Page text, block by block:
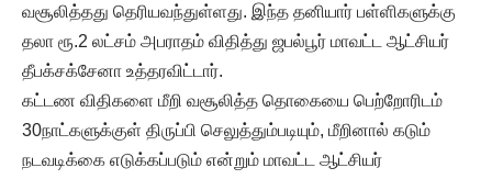
வசூலித்தது தெரியவந்துள்ளது. இந்த தனியார் பள்ளிகளுக்கு
தலா ரூ.2 லட்சம் அபராதம் விதித்து ஜபல்பூர் மாவட்ட ஆட்சியர்
தீபக்சக்சேனா உத்தரவிட்டார்.
கட்டண விதிகளை மீறி வசூலித்த தொகையை பெற்றோரிடம்
30நாட்களுக்குள் திருப்பி செலுத்தும்படியும், மீறினால் கடும்
நடவடிக்கை எடுக்கப்படும் என்றும் மாவட்ட ஆட்சியர்